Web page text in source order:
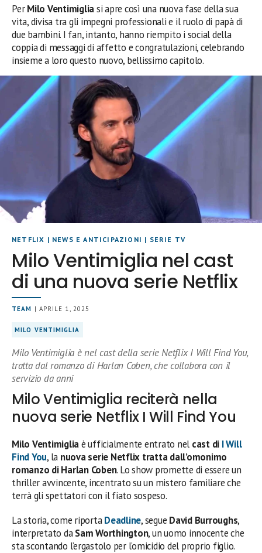
PerMilo Ventimigliasi apre così una nuova fase della sua
vita, divisa tra gli impegni professionali e il ruolo di papà di
due bambini. I fan, intanto, hanno riempito i social della
coppia di messaggi di affetto e congratulazioni, celebrando
insieme a loro questo nuovo, bellissimo capitolo.
NETFLIX | NEWS E ANTICIPAZIONI | SERIE TV
Milo Ventimiglia nel cast
di una nuova serie Netflix
TEAM | APRILE 1, 2025
MILO VENTIMIGLIA
Milo Ventimiglia è nel cast della serie Netflix I Will Find You,
tratta dal romanzo di Harlan Coben, che collabora con il
servizio da anni
Milo Ventimiglia reciterà nella
nuova serie Netflix I Will Find You
Milo Ventimigliaè ufficialmente entrato nel cast di I Will
Find You, la nuova serie Netflix tratta dall’omonimo
romanzo di Harlan Coben. Lo show promette di essere un
thriller avvincente, incentrato su un mistero familiare che
terrà gli spettatori con il fiato sospeso.
La storia, come riportaDeadline, segue David Burroughs,
interpretato daSam Worthington, un uomo innocente che
sta scontando l’ergastolo per l’omicidio del proprio figlio.